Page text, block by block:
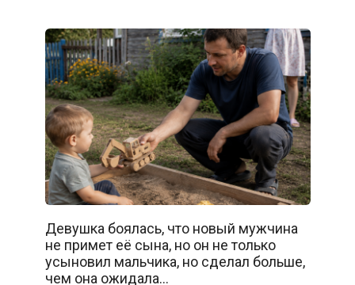
Девушка боялась, что новый мужчина
не примет её сына, но он не только
усыновил мальчика, но сделал больше,
чем она ожидала…